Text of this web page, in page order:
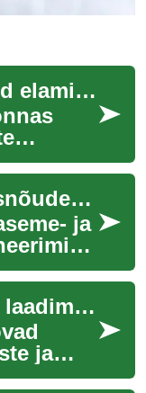
Tervis ja raviteenused elamiskeskkonnas eakatele
nii
Õiguslikud ja finantsnõuded eluaseme- ning hooldusvalikute planeerimisel
ja
Linnahubid: jagatud laadimisjaamad e-mikromobiilsusele
ja
ning